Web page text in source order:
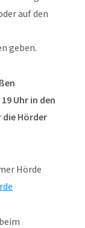
auf den
geben.
Uhr in den
die Hörder
Hörde